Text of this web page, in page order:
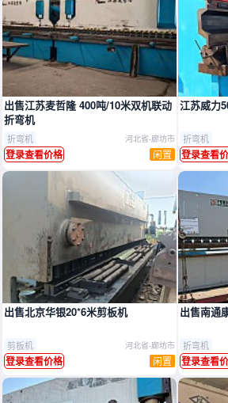
出售江苏麦哲隆 400吨/10米双机联动
折弯机
折弯机 河北省-廊坊市
登录查看价格 闲置
江苏威力
折弯机
登录查看
出售北京华银20*6米剪板机
剪板机 河北省-廊坊市
登录查看价格 闲置
出售南通
折弯机
登录查看